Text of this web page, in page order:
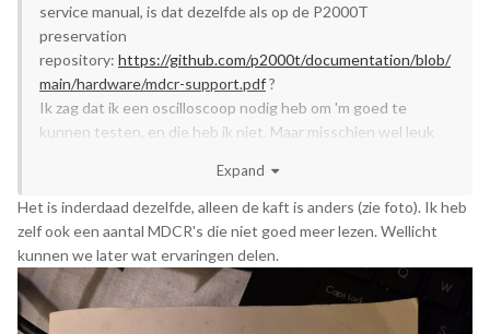
service manual, is dat dezelfde als op de P2000T
preservation
repository: https://github.com/p2000t/documentation/blob/
main/hardware/mdcr-support.pdf?
Ik zag dat ik een oscilloscoop nodig heb om 'm goed te
kunnen testen, en die heb ik niet. Maar misschien wel leuk
Expand
Het is inderdaad dezelfde, alleen de kaft is anders (zie foto). Ik heb
zelf ook een aantal MDCR's die niet goed meer lezen. Wellicht
kunnen we later wat ervaringen delen.